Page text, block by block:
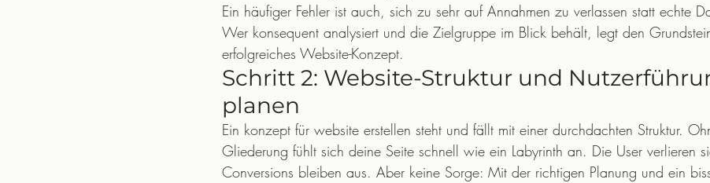
Ein häufiger Fehler ist auch, sich zu sehr auf Annahmen zu verlassen statt echte
Wer konsequent analysiert und die Zielgruppe im Blick behält, legt den
erfolgreiches Website-Konzept.
Schritt 2: Website-Struktur und
planen
Ein konzept für website erstellen steht und fällt mit einer durchdachten Struktur.
Gliederung fühlt sich deine Seite schnell wie ein Labyrinth an. Die User verlieren
Conversions bleiben aus. Aber keine Sorge: Mit der richtigen Planung und ein